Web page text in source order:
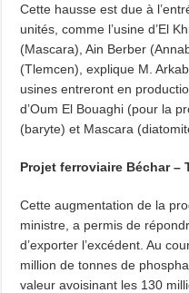
Cette hausse est due à
unités, comme l’usine d’El
(Mascara), Ain Berber
(Tlemcen), explique M.
usines entreront en
d’Oum El Bouaghi (pour la
(baryte) et Mascara
Projet ferroviaire Béchar –
Cette augmentation de la
ministre, a permis de
d’exporter l’excédent. Au
million de tonnes de
valeur avoisinant les 130